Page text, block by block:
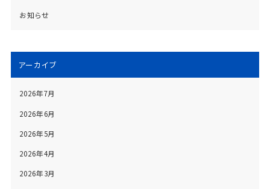
お知らせ
アーカイブ
2026年7月
2026年6月
2026年5月
2026年4月
2026年3月